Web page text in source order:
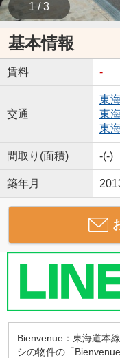
1 / 3
基本情報
賃料 -
交通
東
東
東
間取り(面積) -(-)
築年月
Bienvenue：東海道本
シの物件の「